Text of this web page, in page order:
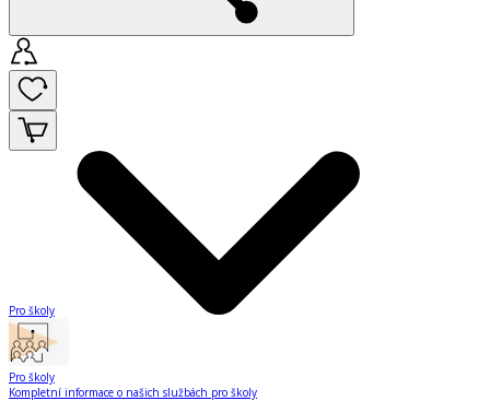
Pro školy
Pro školy
Kompletní informace o našich službách pro školy